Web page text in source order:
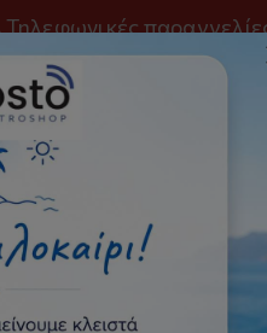
Τηλεφωνικές